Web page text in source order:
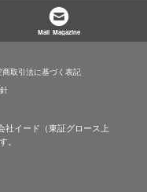
Mail Magazine
商取引法に基づく表記
社イード（東証グロース上